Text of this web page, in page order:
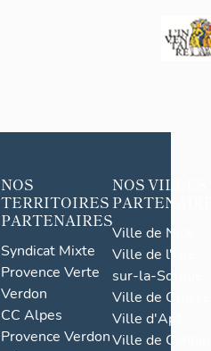
NOS
TERRITOIRES
PARTENAIRES
Syndicat Mixte
Provence Verte
Verdon
CC Alpes
Provence Verdon
NOS VILLES
Ville de Nice
Ville de l'Isle-
sur-la-Sorgue
Ville de Grasse
Ville d'Apt
Ville de